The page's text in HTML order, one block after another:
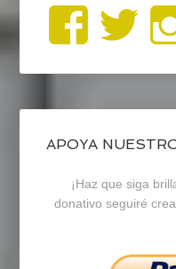
Ver
de
en
APOYA
¡Haz que siga
donativo seguiré